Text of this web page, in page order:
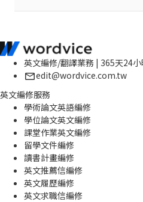
英文編修/翻譯業務 | 365天24
edit@wordvice.com.tw
英文編修服務
學術論文英語編修
學位論文英文編修
課堂作業英文編修
留學文件編修
讀書計畫編修
英文推薦信編修
英文履歷編修
英文求職信編修